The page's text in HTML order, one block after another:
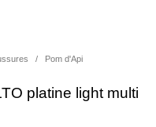
/ Pom d'Api
platine light multi